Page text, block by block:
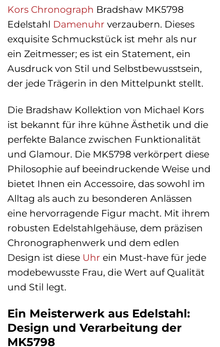
Kors Chronograph Bradshaw MK5798
Edelstahl Damenuhr verzaubern. Dieses
exquisite Schmuckstück ist mehr als nur
ein Zeitmesser; es ist ein Statement, ein
Ausdruck von Stil und Selbstbewusstsein,
der jede Trägerin in den Mittelpunkt stellt.
Die Bradshaw Kollektion von Michael Kors
ist bekannt für ihre kühne Ästhetik und die
perfekte Balance zwischen Funktionalität
und Glamour. Die MK5798 verkörpert diese
Philosophie auf beeindruckende Weise und
bietet Ihnen ein Accessoire, das sowohl im
Alltag als auch zu besonderen Anlässen
eine hervorragende Figur macht. Mit ihrem
robusten Edelstahlgehäuse, dem präzisen
Chronographenwerk und dem edlen
Design ist diese Uhr ein Must-have für jede
modebewusste Frau, die Wert auf Qualität
und Stil legt.
Ein Meisterwerk aus Edelstahl:
Design und Verarbeitung der
MK5798